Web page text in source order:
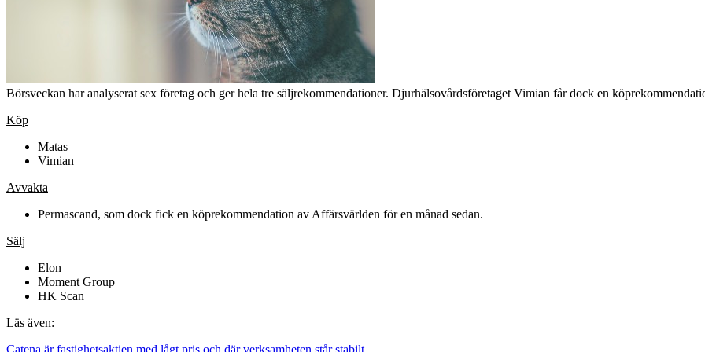
Börsveckan har analyserat sex företag och ger hela tre säljrekommendationer. Djurhälsovårdsföretaget Vimian får dock en
Köp
Matas
Vimian
Avvakta
Permascand, som dock fick en köprekommendation av Affärsvärlden för en månad sedan.
Sälj
Elon
Moment Group
HK Scan
Läs även:
Catena är fastighetsaktien med lågt pris och där verksamheten står stabilt